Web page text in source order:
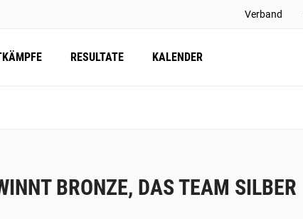
Verband
RESULTATE KALENDER
BRONZE, DAS TEAM SILBER